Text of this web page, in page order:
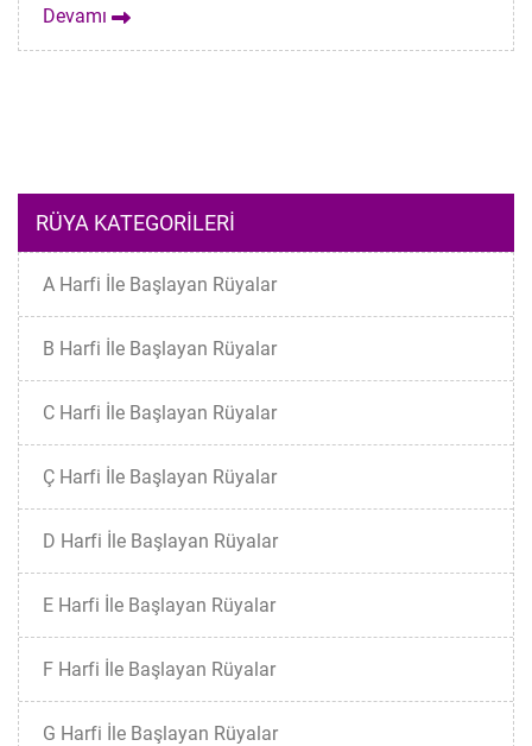
Devamı
RÜYA KATEGORILERI
A Harfi İle Başlayan Rüyalar
B Harfi İle Başlayan Rüyalar
C Harfi İle Başlayan Rüyalar
Ç Harfi İle Başlayan Rüyalar
D Harfi İle Başlayan Rüyalar
E Harfi İle Başlayan Rüyalar
F Harfi İle Başlayan Rüyalar
G Harfi İle Başlayan Rüyalar